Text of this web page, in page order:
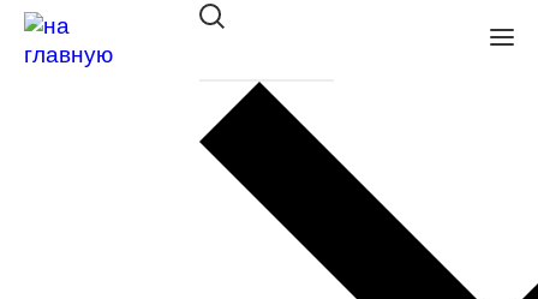
Очки с/з Flamingo 12595
в наличии (До 5 шт.) *наличие товара в
конкретном салоне необходимо